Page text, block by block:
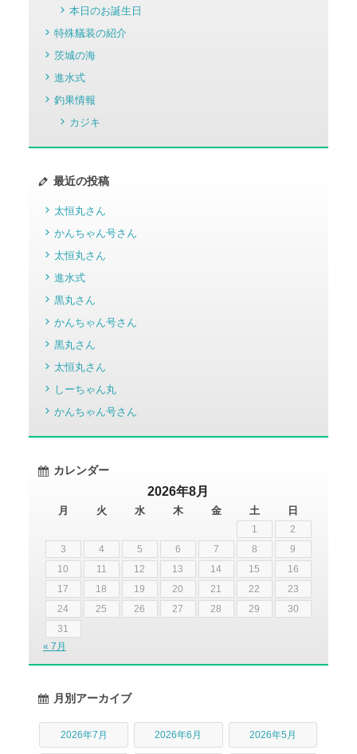
本日のお誕生日
特殊艤装の紹介
茨城の海
進水式
釣果情報
カジキ
最近の投稿
太恒丸さん
かんちゃん号さん
太恒丸さん
進水式
黒丸さん
かんちゃん号さん
黒丸さん
太恒丸さん
しーちゃん丸
かんちゃん号さん
カレンダー
2026年8月
月 火 水 木 金 土 日
1
2
3
4 5 6 7 8
9
10
11 12 13 14 15
16
17
18 19 20 21 22
23
24
25 26 27 28 29
30
31
« 7月
月別アーカイブ
2026年7月 2026年6月 2026年5月